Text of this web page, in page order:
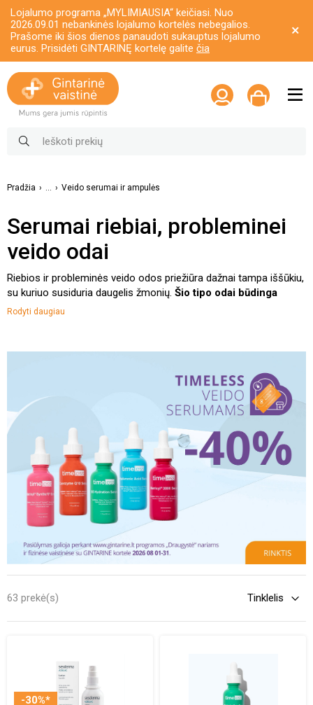
Lojalumo programa „MYLIMIAUSIA“ keičiasi. Nuo
2026.09.01 nebankinės lojalumo kortelės nebegalios.
Prašome iki šios dienos panaudoti sukauptus lojalumo
eurus. Prisidėti GINTARINĘ kortelę galite čia
Pradžia ... Veido serumai ir ampulės
Serumai riebiai, probleminei
veido odai
Riebios ir probleminės veido odos priežiūra dažnai tampa iššūkiu,
su kuriuo susiduria daugelis žmonių. Šio tipo odai būdinga
padidėjusi riebalų gamyba, išsiplėtusios poros, spuogai ir
gali padėti sureguliuoti odos būklę, mažinti riebalų perteklių bei
Rodyti daugiau
63 prekė(s)
-30%*